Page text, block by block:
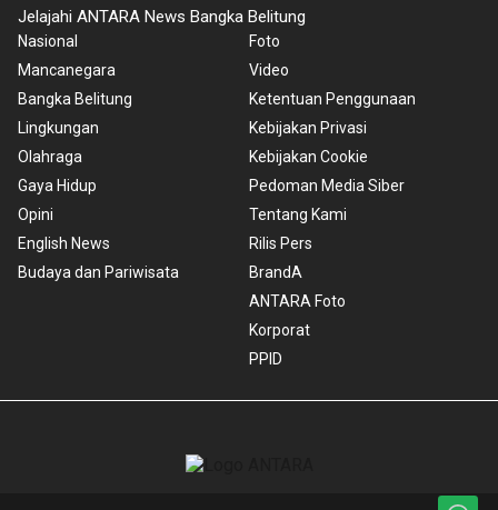
Jelajahi ANTARA News Bangka Belitung
Nasional
Mancanegara
Bangka Belitung
Lingkungan
Olahraga
Gaya Hidup
Opini
English News
Budaya dan Pariwisata
Foto
Video
Ketentuan Penggunaan
Kebijakan Privasi
Kebijakan Cookie
Pedoman Media Siber
Tentang Kami
Rilis Pers
BrandA
ANTARA Foto
Korporat
PPID